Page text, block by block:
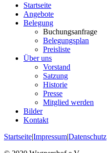
Startseite
Angebote
Belegung
Buchungsanfrage
Belegungsplan
Preisliste
Über uns
Vorstand
Satzung
Historie
Presse
Mitglied werden
Bilder
Kontakt
Startseite|Impressum|Datenschutz